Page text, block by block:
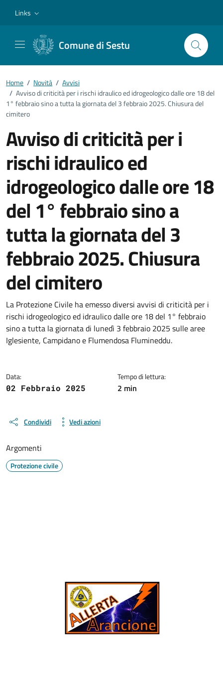
Links
Comune di Sestu
Home / Novità / Avvisi
/ Avviso di criticità per i rischi idraulico ed idrogeologico dalle ore 18 del
1° febbraio sino a tutta la giornata del 3 febbraio 2025. Chiusura del
cimitero
Avviso di criticità per i
rischi idraulico ed
idrogeologico dalle ore 18
del 1° febbraio sino a
tutta la giornata del 3
febbraio 2025. Chiusura
del cimitero
Dettagli della notizia
La Protezione Civile ha emesso diversi avvisi di criticità per i
rischi idrogeologico ed idraulico dalle ore 18 del 1° febbraio
sino a tutta la giornata di lunedì 3 febbraio 2025 sulle aree
Iglesiente, Campidano e Flumendosa Flumineddu.
Data:
02 Febbraio 2025
Tempo di lettura:
2 min
Condividi Vedi azioni
Argomenti
Protezione civile